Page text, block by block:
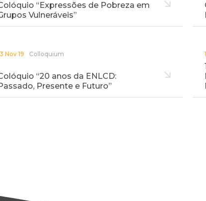
“Expressões de Pobreza em
Vulneráveis”
Nov 19 Colloquium
“20 anos da ENLCD:
Presente e Futuro”